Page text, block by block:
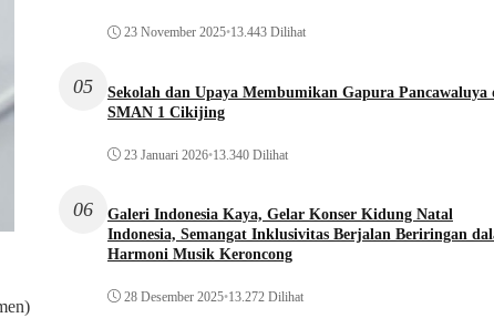
23 November 2025•13.443 Dilihat
05
Sekolah dan Upaya Membumikan Gapura Pancawaluya
SMAN 1 Cikijing
23 Januari 2026•13.340 Dilihat
06
Galeri Indonesia Kaya, Gelar Konser Kidung Natal
Indonesia, Semangat Inklusivitas Berjalan Beriringan
Harmoni Musik Keroncong
28 Desember 2025•13.272 Dilihat